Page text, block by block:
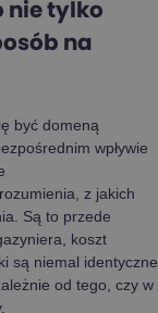
nie tylko
na
być domeną
wpływie
z jakich
Są to przede
koszt
są niemal identyczne
od tego, czy w